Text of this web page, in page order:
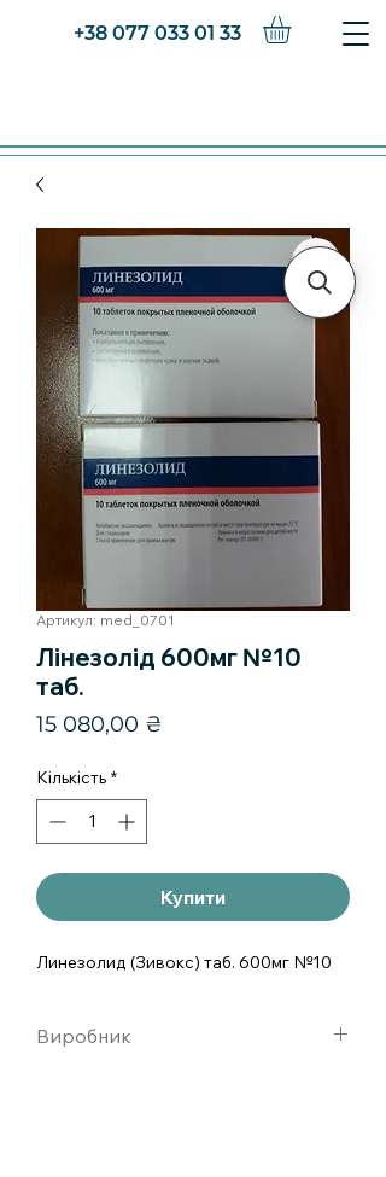
+38 077 033 01 33
Артикул: med_0701
Лінезолід 600мг №10
таб.
15 080,00 ₴
Кількість *
Купити
Линезолид (Зивокс) таб. 600мг №10
Виробник